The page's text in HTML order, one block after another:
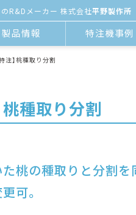
R&Dメーカー 株式会社平野製作所
製品情報 特注機事例
特注】桃種取り分割
桃種取り分割
桃の種取りと分割を
可。